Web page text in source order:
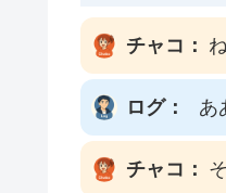
チャコ：
ログ： あ
チャコ：